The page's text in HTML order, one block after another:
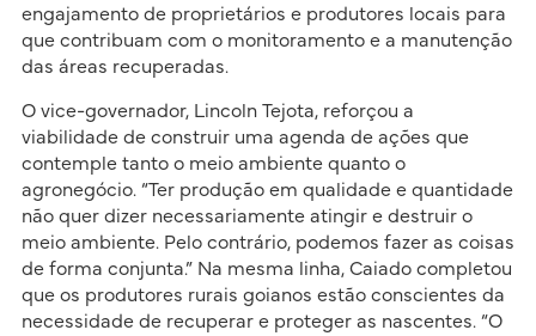
engajamento de proprietários e produtores locais para
que contribuam com o monitoramento e a manutenção
das áreas recuperadas.
O vice-governador, Lincoln Tejota, reforçou a
viabilidade de construir uma agenda de ações que
contemple tanto o meio ambiente quanto o
agronegócio. “Ter produção em qualidade e quantidade
não quer dizer necessariamente atingir e destruir o
meio ambiente. Pelo contrário, podemos fazer as coisas
de forma conjunta.” Na mesma linha, Caiado completou
que os produtores rurais goianos estão conscientes da
necessidade de recuperar e proteger as nascentes. “O